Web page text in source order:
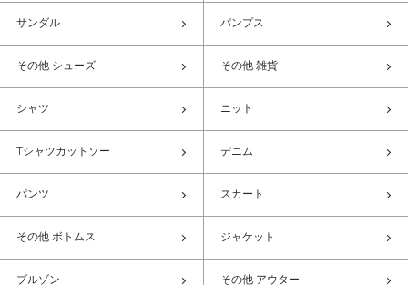
サンダル パンプス
その他 シューズ その他 雑貨
シャツ ニット
Tシャツカットソー デニム
パンツ スカート
その他 ボトムス ジャケット
ブルゾン その他 アウター